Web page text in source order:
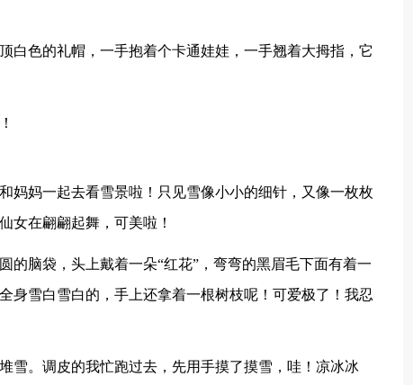
白色的礼帽，一手抱着个卡通娃娃，一手翘着大拇指，它
妈妈一起去看雪景啦！只见雪像小小的细针，又像一枚枚
女在翩翩起舞，可美啦！
的脑袋，头上戴着一朵“红花”，弯弯的黑眉毛下面有着一
身雪白雪白的，手上还拿着一根树枝呢！可爱极了！我忍
雪。调皮的我忙跑过去，先用手摸了摸雪，哇！凉冰冰